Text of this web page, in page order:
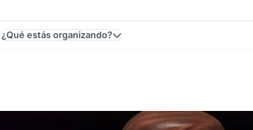
¿Qué estás organizando?